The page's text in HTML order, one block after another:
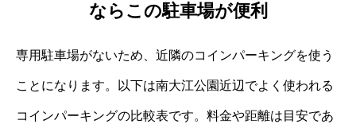
ならこの駐車場が便利
専用駐車場がないため、近隣のコインパーキングを使う
ことになります。以下は南大江公園近辺でよく使われる
コインパーキングの比較表です。料金や距離は目安であ